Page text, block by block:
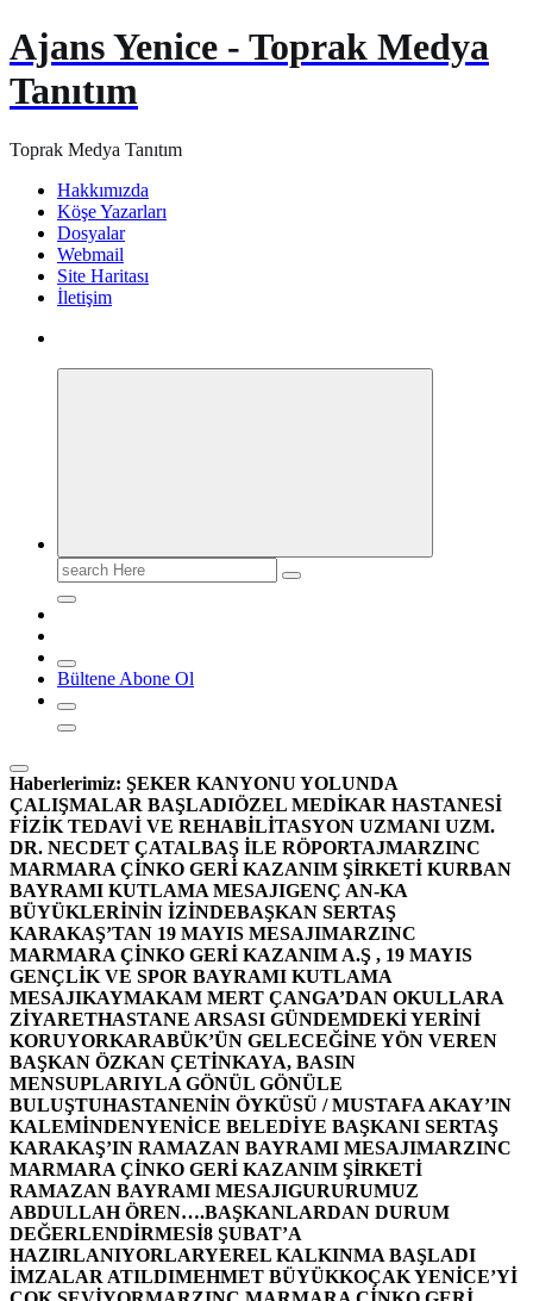
Ajans Yenice - Toprak Medya
Tanıtım
Toprak Medya Tanıtım
Hakkımızda
Köşe Yazarları
Dosyalar
Webmail
Site Haritası
İletişim
Search
for:
Bültene Abone Ol
Haberlerimiz: ŞEKER KANYONU YOLUNDA
ÇALIŞMALAR BAŞLADIÖZEL MEDİKAR HASTANESİ
FİZİK TEDAVİ VE REHABİLİTASYON UZMANI UZM.
DR. NECDET ÇATALBAŞ İLE RÖPORTAJMARZINC
MARMARA ÇİNKO GERİ KAZANIM ŞİRKETİ KURBAN
BAYRAMI KUTLAMA MESAJIGENÇ AN-KA
BÜYÜKLERİNİN İZİNDEBAŞKAN SERTAŞ
KARAKAŞ’TAN 19 MAYIS MESAJIMARZINC
MARMARA ÇİNKO GERİ KAZANIM A.Ş , 19 MAYIS
GENÇLİK VE SPOR BAYRAMI KUTLAMA
MESAJIKAYMAKAM MERT ÇANGA’DAN OKULLARA
ZİYARETHASTANE ARSASI GÜNDEMDEKİ YERİNİ
KORUYORKARABÜK’ÜN GELECEĞİNE YÖN VEREN
BAŞKAN ÖZKAN ÇETİNKAYA, BASIN
MENSUPLARIYLA GÖNÜL GÖNÜLE
BULUŞTUHASTANENİN ÖYKÜSÜ / MUSTAFA AKAY’IN
KALEMİNDENYENİCE BELEDİYE BAŞKANI SERTAŞ
KARAKAŞ’IN RAMAZAN BAYRAMI MESAJIMARZINC
MARMARA ÇİNKO GERİ KAZANIM ŞİRKETİ
RAMAZAN BAYRAMI MESAJIGURURUMUZ
ABDULLAH ÖREN….BAŞKANLARDAN DURUM
DEĞERLENDİRMESİ8 ŞUBAT’A
HAZIRLANIYORLARYEREL KALKINMA BAŞLADI
İMZALAR ATILDIMEHMET BÜYÜKKOÇAK YENİCE’Yİ